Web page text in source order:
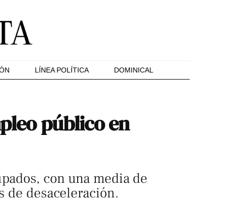
LÍNEA POLÍTICA DOMINICAL
público en
con una media de
de desaceleración.